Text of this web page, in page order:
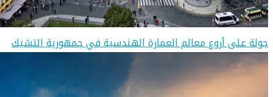
جولة على أروع معالم العمارة الهندسية في جمهورية التشيك